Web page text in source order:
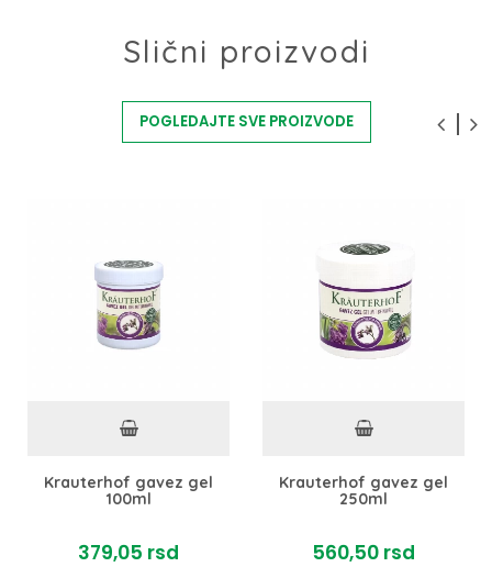
Slični proizvodi
POGLEDAJTE SVE PROIZVODE
Krauterhof gavez gel
100ml
379,05 rsd
Krauterhof gavez gel
250ml
560,50 rsd